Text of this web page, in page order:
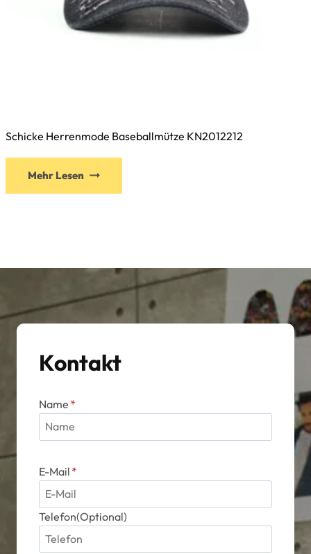
Schicke Herrenmode Baseballmütze KN2012212
Mehr Lesen
Die
Optionen
können
auf
Produktseite
Kontakt
Name *
E-Mail *
Telefon(Optional)